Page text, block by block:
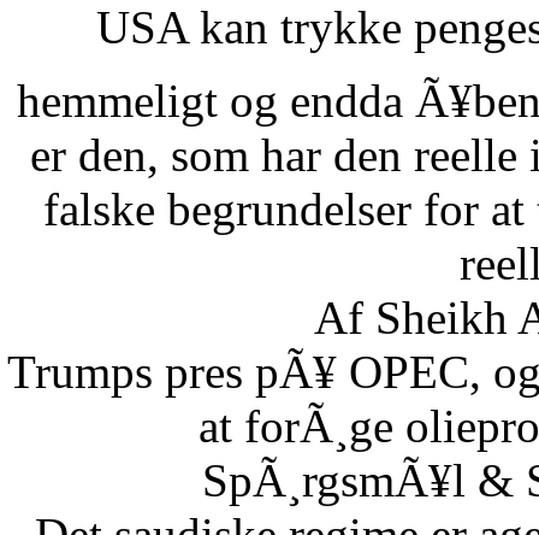
USA kan trykke
hemmeligt og endda
er den, som har den
falske begrundelser for
Af Sheikh
Trumps pres pÃ¥ OPEC,
at forÃ¸ge
SpÃ¸rgsmÃ¥l &